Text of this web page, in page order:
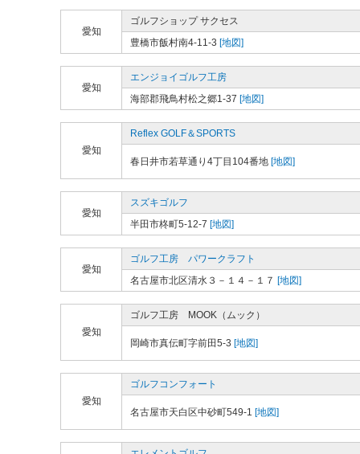
愛知
ゴルフショップ サクセス
豊橋市飯村南4-11-3 [地図]
愛知
エンジョイゴルフ工房
海部郡飛鳥村松之郷1-37 [地図]
愛知
Reflex GOLF＆SPORTS
春日井市若草通り4丁目104番地 [地図]
愛知
スズキゴルフ
半田市柊町5-12-7 [地図]
愛知
ゴルフ工房 パワークラフト
名古屋市北区清水３－１４－１７ [地図]
愛知
ゴルフ工房 MOOK（ムック）
岡崎市真伝町字前田5-3 [地図]
愛知
ゴルフコンフォート
名古屋市天白区中砂町549-1 [地図]